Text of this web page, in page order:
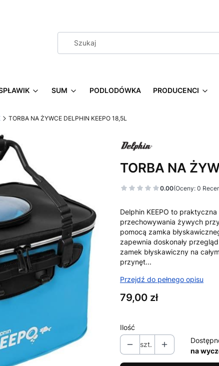
SUM PODLODÓWKA PRODUCENCI
TORBA NA ŻYWCE DELPHIN KEEPO 18,5L
TORBA NA
0.00(Oceny: 0
Delphin KEEPO to
przechowywania żywych
pomocą zamka
zapewnia doskonały
zamek błyskawiczny na
przynęt...
Przejdź do pełnego opisu
Cena
79,00 zł
Ilość
szt.
na